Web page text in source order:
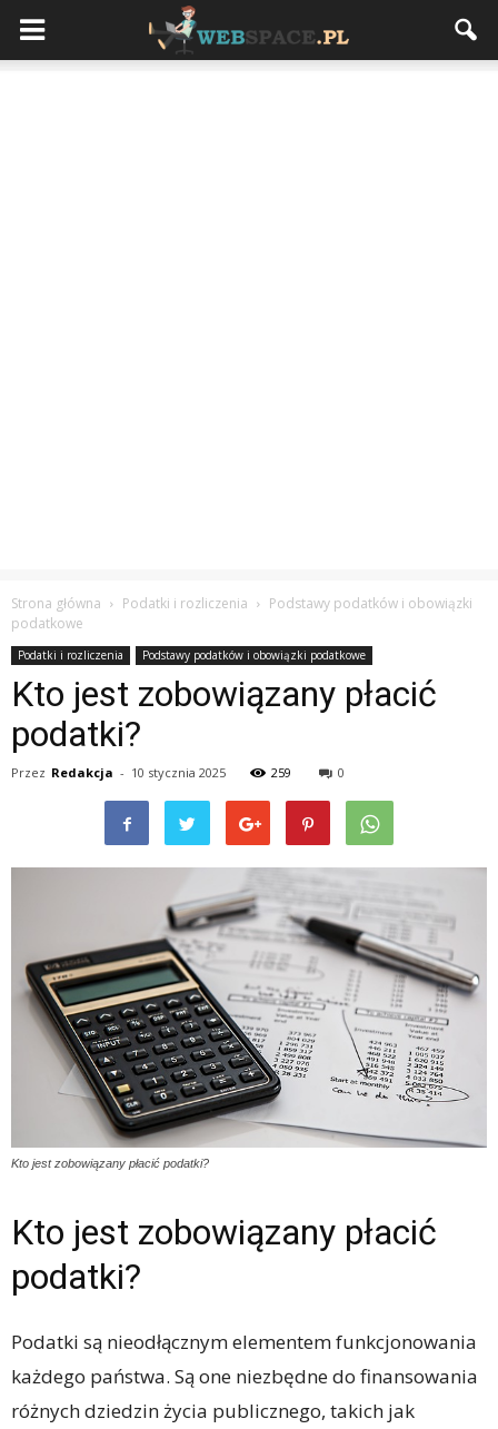
Strona główna Podatki i rozliczenia
Podstawy podatków i obowiązki
podatkowe
Podatki i rozliczenia Podstawy podatków i obowiązki podatkowe
Kto jest zobowiązany płacić
podatki?
Przez Redakcja - 10 stycznia 2025 259 0
Kto jest zobowiązany płacić podatki?
Kto jest zobowiązany płacić
podatki?
Podatki są nieodłącznym elementem funkcjonowania
każdego państwa. Są one niezbędne do finansowania
różnych dziedzin życia publicznego, takich jak